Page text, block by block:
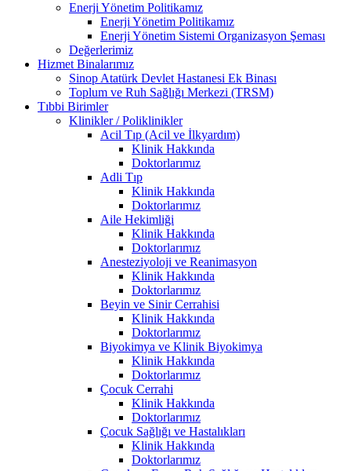
Enerji Yönetim Politikamız
Enerji Yönetim Politikamız
Enerji Yönetim Sistemi Organizasyon Şeması
Değerlerimiz
Hizmet Binalarımız
Sinop Atatürk Devlet Hastanesi Ek Binası
Toplum ve Ruh Sağlığı Merkezi (TRSM)
Tıbbi Birimler
Klinikler / Poliklinikler
Acil Tıp (Acil ve İlkyardım)
Klinik Hakkında
Doktorlarımız
Adli Tıp
Klinik Hakkında
Doktorlarımız
Aile Hekimliği
Klinik Hakkında
Doktorlarımız
Anesteziyoloji ve Reanimasyon
Klinik Hakkında
Doktorlarımız
Beyin ve Sinir Cerrahisi
Klinik Hakkında
Doktorlarımız
Biyokimya ve Klinik Biyokimya
Klinik Hakkında
Doktorlarımız
Çocuk Cerrahi
Klinik Hakkında
Doktorlarımız
Çocuk Sağlığı ve Hastalıkları
Klinik Hakkında
Doktorlarımız